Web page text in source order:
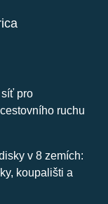
pro
ruchu
v 8 zemích:
koupališti a